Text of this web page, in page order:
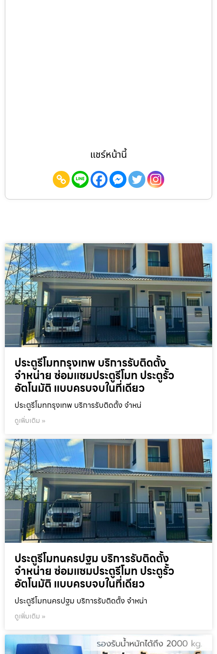
แชร์หน้านี้
ประตูรีโมทกรุงเทพ บริการรับติดตั้ง
จำหน่าย ซ่อมแซมประตูรีโมท ประตูรั้ว
อัตโนมัติ แบบครบจบในที่เดียว
ประตูรีโมทกรุงเทพ บริการรับติดตั้ง จำหน่
ดูเพิ่มเติม »
ประตูรีโมทนครปฐม บริการรับติดตั้ง
จำหน่าย ซ่อมแซมประตูรีโมท ประตูรั้ว
อัตโนมัติ แบบครบจบในที่เดียว
ประตูรีโมทนครปฐม บริการรับติดตั้ง จำหน่า
ดูเพิ่มเติม »